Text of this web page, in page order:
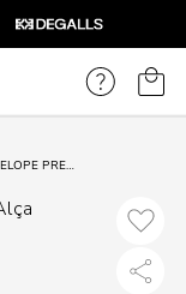
BOLSA ENVELOPE PRETO E BRANCO SOFT ALÇA CORRENTE TRANSVERSAL